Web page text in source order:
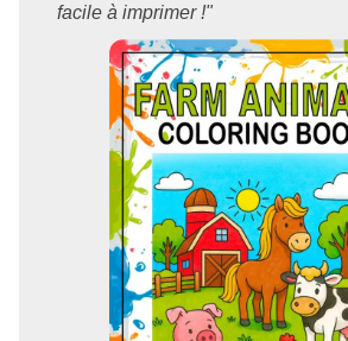
facile à imprimer !"